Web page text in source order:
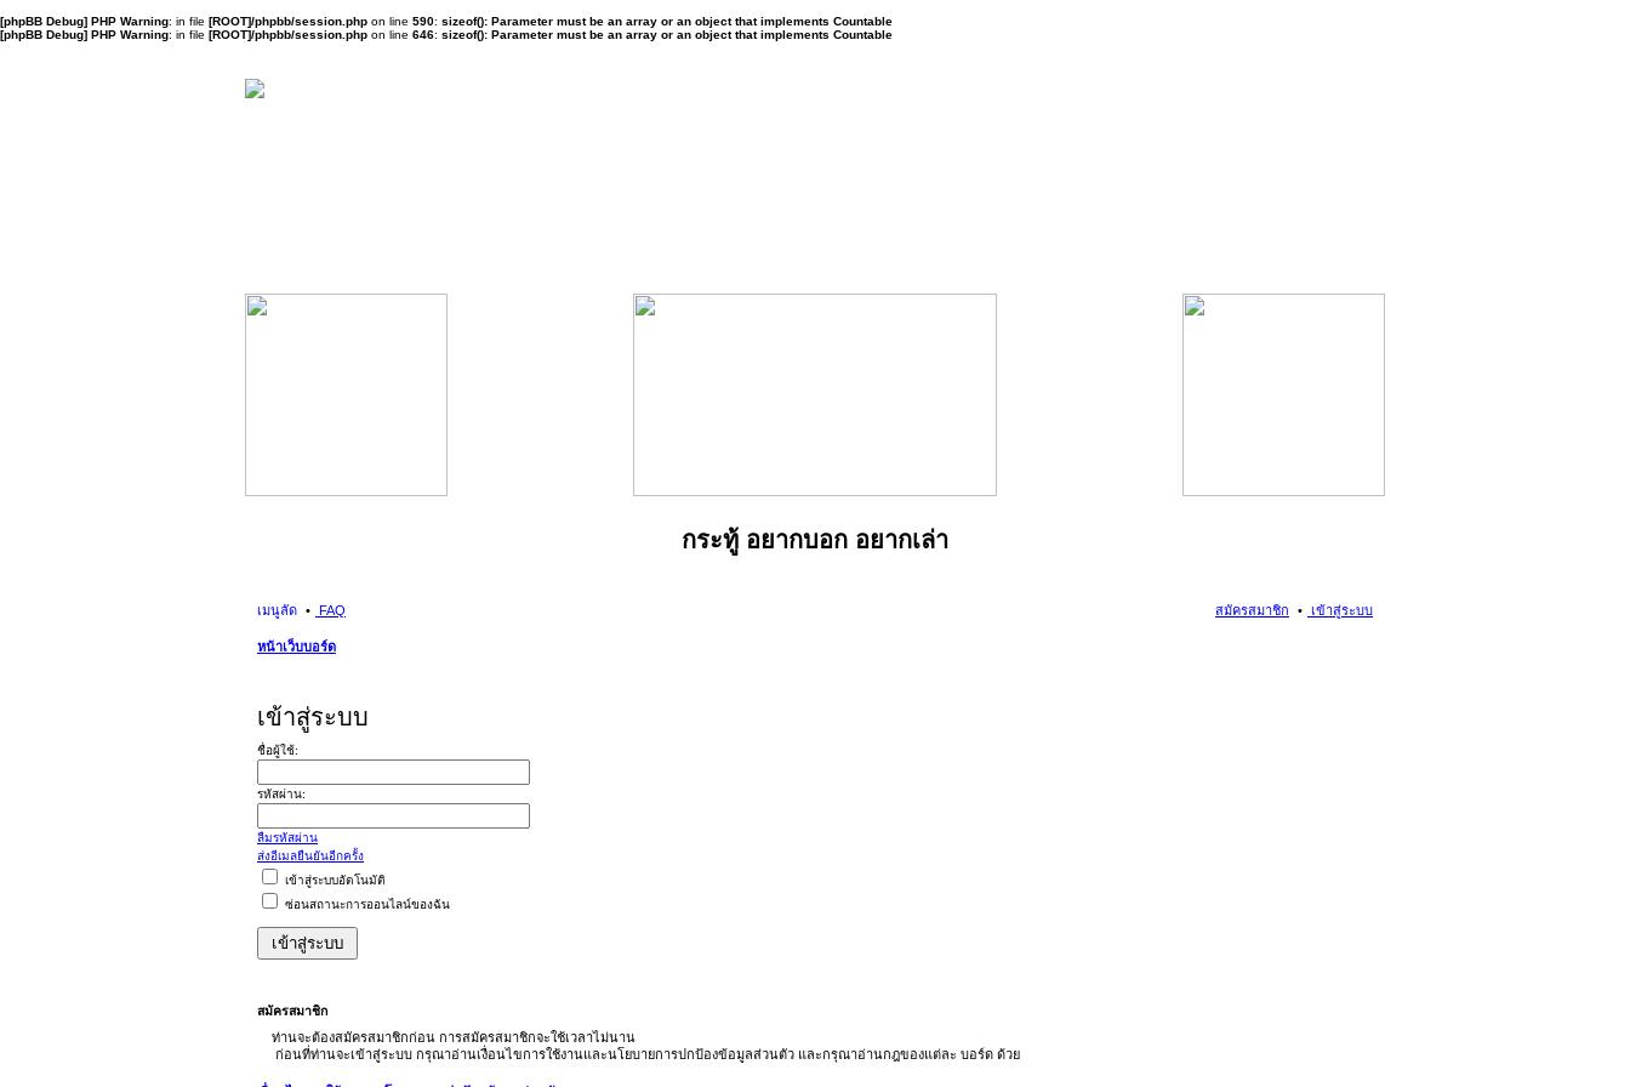
[phpBB Debug] PHP Warning: in file [ROOT]/phpbb/session.php on line 590: sizeof(): Parameter must be an array or an object that implements Countable
[phpBB Debug] PHP Warning: in file [ROOT]/phpbb/session.php on line 646: sizeof(): Parameter must be an array or an object that implements Countable
กระทู้ อยากบอก อยากเล่า
เมนูลัด FAQ เข้าสู่ระบบ
สมัครสมาชิก
หน้าเว็บบอร์ด
เข้าสู่ระบบ
ชื่อผู้ใช้:
รหัสผ่าน:
ลืมรหัสผ่าน
ส่งอีเมลยืนยันอีกครั้ง
เข้าสู่ระบบอัตโนมัติ
ซ่อนสถานะการออนไลน์ของฉัน
สมัครสมาชิก
ท่านจะต้องสมัครสมาชิกก่อน การสมัครสมาชิกจะใช้เวลาไม่นาน
ก่อนที่ท่านจะเข้าสู่ระบบ กรุณาอ่านเงื่อนไขการใช้งานและนโยบายการปกป้องข้อมูลส่วนตัว และกรุณาอ่านกฎของแต่ละ บอร์ด ด้วย